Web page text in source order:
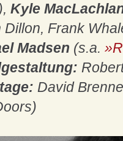
Kyle
Frank
Madsen (s.a.
David